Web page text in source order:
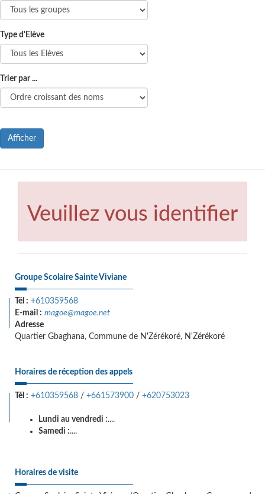
Type d'Elève
Trier par ...
Afficher
Veuillez vous identifier
Groupe Scolaire Sainte Viviane
Tél : +610359568
E-mail : magoe@magoe.net
Adresse
Quartier Gbaghana, Commune de N'Zérékoré, N'Zérékoré
Horaires de réception des appels
Tél : +610359568 / +661573900 / +620753023
Lundi au vendredi :....
Samedi :....
Horaires de visite